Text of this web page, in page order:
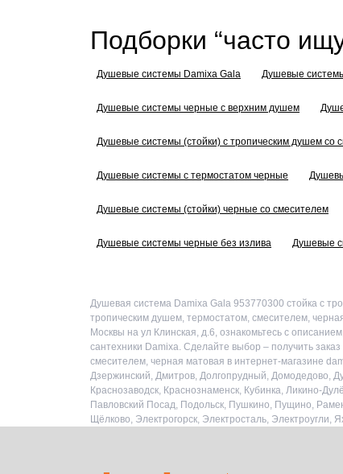
Подборки “часто
Душевые системы Damixa Gala Душевые
Душевые системы черные с верхним душем
Душевые системы (стойки) с тропическим душем со
Душевые системы с термостатом черные
Душевые системы (стойки) черные со смесителем
Душевые системы черные без излива Душевые
Душевая система Damixa Gala 953770300 стойка с
тропическим душем, термостатом, смесителем,
Москвы на ул Клинская, д.6, ознакомьтесь с
сантехники Damixa. Сделайте выбор – получить
смесителем, черная матовая в интернет-магазине
Дзержинский, Дмитров, Долгопрудный, Домодедово,
Краснозаводск, Краснознаменск, Кубинка, Ликино-
Павловский Посад, Подольск, Пушкино, Пущино,
Щёлково, Электрогорск, Электросталь, Электроугли,